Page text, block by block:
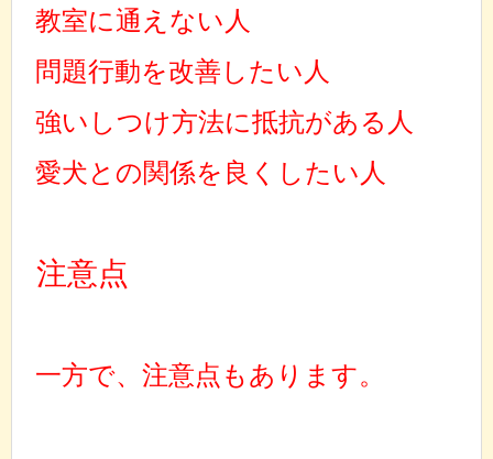
教室に通えない人
問題行動を改善したい人
強いしつけ方法に抵抗がある人
愛犬との関係を良くしたい人
注意点
一方で、注意点もあります。